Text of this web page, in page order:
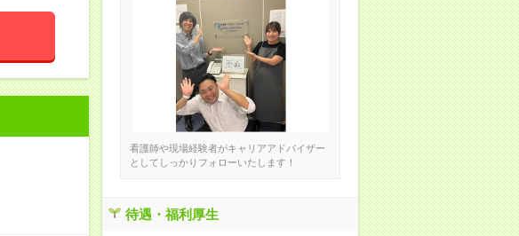
看護師や現場経験者がキャリアアドバイザー
としてしっかりフォローいたします！
待遇・福利厚生